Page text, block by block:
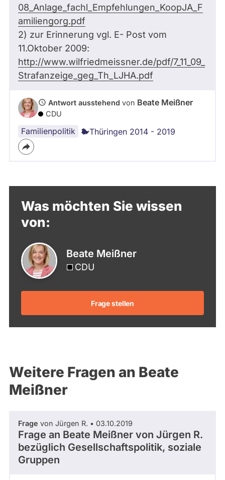
08_Anlage_fachl_Empfehlungen_KoopJA_F
amiliengorg.pdf
2) zur Erinnerung vgl. E- Post vom
11.Oktober 2009:
http://www.wilfriedmeissner.de/pdf/7_11_09_
Strafanzeige_geg_Th_LJHA.pdf
Antwort ausstehend von Beate Meißner
CDU
Familienpolitik Thüringen 2014 - 2019
Was möchten Sie wissen
von:
Beate Meißner
CDU
Frage stellen
Weitere Fragen an Beate
Meißner
Frage von Jürgen R. • 03.10.2019
Frage an Beate Meißner von Jürgen R.
bezüglich Gesellschaftspolitik, soziale
Gruppen